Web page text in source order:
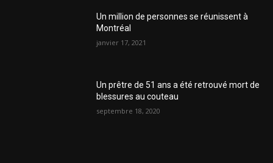
Un million de personnes se réunissent à
Montréal
janvier 17, 2021
Un prêtre de 51 ans a été retrouvé mort de
blessures au couteau
septembre 18, 2020